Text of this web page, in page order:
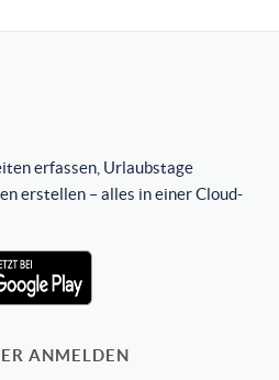
erfassen, Urlaubstage
erstellen – alles in einer Cloud-
ANMELDEN